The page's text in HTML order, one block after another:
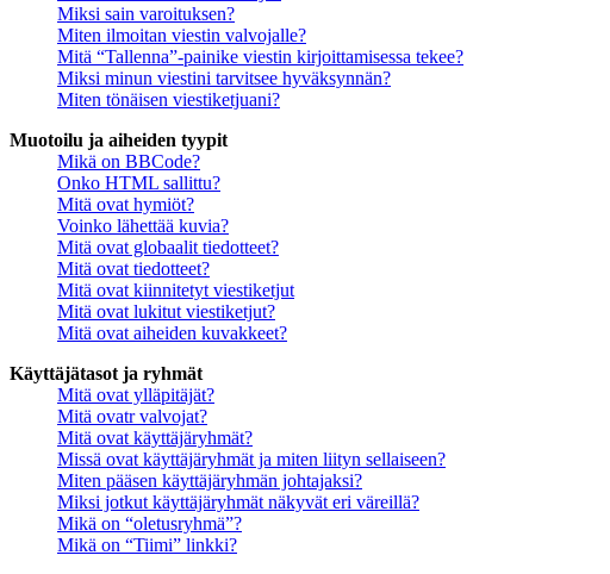
Miksi sain varoituksen?
Miten ilmoitan viestin valvojalle?
Mitä “Tallenna”-painike viestin kirjoittamisessa tekee?
Miksi minun viestini tarvitsee hyväksynnän?
Miten tönäisen viestiketjuani?
Muotoilu ja aiheiden tyypit
Mikä on BBCode?
Onko HTML sallittu?
Mitä ovat hymiöt?
Voinko lähettää kuvia?
Mitä ovat globaalit tiedotteet?
Mitä ovat tiedotteet?
Mitä ovat kiinnitetyt viestiketjut
Mitä ovat lukitut viestiketjut?
Mitä ovat aiheiden kuvakkeet?
Käyttäjätasot ja ryhmät
Mitä ovat ylläpitäjät?
Mitä ovatr valvojat?
Mitä ovat käyttäjäryhmät?
Missä ovat käyttäjäryhmät ja miten liityn sellaiseen?
Miten pääsen käyttäjäryhmän johtajaksi?
Miksi jotkut käyttäjäryhmät näkyvät eri väreillä?
Mikä on “oletusryhmä”?
Mikä on “Tiimi” linkki?